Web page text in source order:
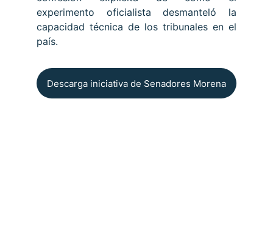
experimento oficialista desmanteló la
capacidad técnica de los tribunales en el
país.
Descarga iniciativa de Senadores Morena